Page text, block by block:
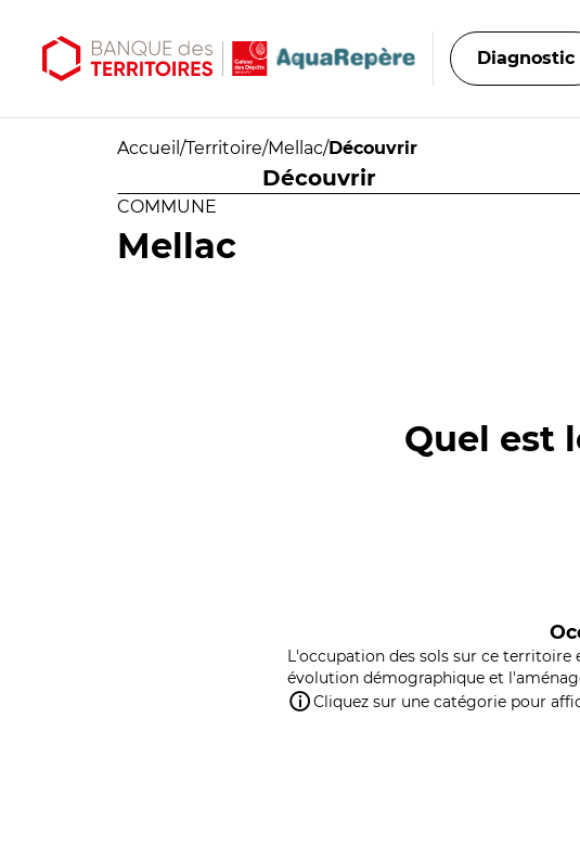
Diagnostic
Accueil /Territoire/Mellac/Découvrir
Découvrir
COMMUNE
Mellac
Quel est
L'occupation des sols sur ce territoire
évolution démographique et
Cliquez sur une catégorie pour